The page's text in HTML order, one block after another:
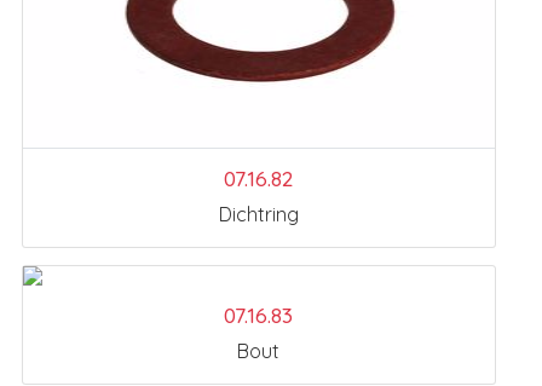
07.16.82
Dichtring
07.16.83
Bout